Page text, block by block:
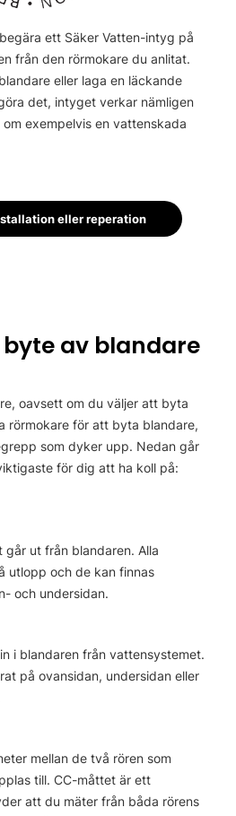
ett Säker Vatten-intyg på
från den rörmokare du anlitat.
eller laga en läckande
det, intyget verkar nämligen
exempelvis en vattenskada
eller reperation
av blandare
oavsett om du väljer att byta
rörmokare för att byta blandare,
som dyker upp. Nedan går
för dig att ha koll på:
ut från blandaren. Alla
utlopp och de kan finnas
och undersidan.
i blandaren från vattensystemet.
på ovansidan, undersidan eller
mellan de två rören som
till. CC-måttet är ett
att du mäter från båda rörens